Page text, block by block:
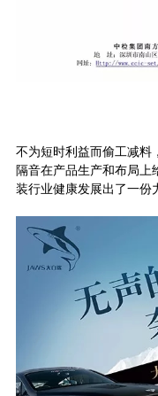
不为短时利益而偷工减料
隔音在产品生产和布局上
装行业健康发展出了一份